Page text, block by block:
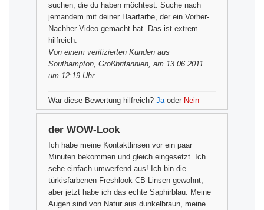
suchen, die du haben möchtest. Suche nach
jemandem mit deiner Haarfarbe, der ein Vorher-
Nachher-Video gemacht hat. Das ist extrem
hilfreich.
Von einem verifizierten Kunden aus
Southampton, Großbritannien, am 13.06.2011
um 12:19 Uhr
War diese Bewertung hilfreich? Jaoder Nein
der WOW-Look
Ich habe meine Kontaktlinsen vor ein paar
Minuten bekommen und gleich eingesetzt. Ich
sehe einfach umwerfend aus! Ich bin die
türkisfarbenen Freshlook CB-Linsen gewohnt,
aber jetzt habe ich das echte Saphirblau. Meine
Augen sind von Natur aus dunkelbraun, meine